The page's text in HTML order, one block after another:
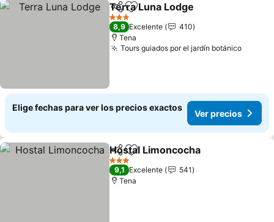
Compartir
Agregar a favoritos
Terra Luna Lodge
3 Estrellas
8,9 Excelente
410
Tena
Tours guiados por el jardín botánicoVer
Elige fechas para ver los precios exactos
Ver precios
CompartirAgregar a favoritos
Hostal Limoncocha
3 Estrellas
9,1 Excelente
541
Tena